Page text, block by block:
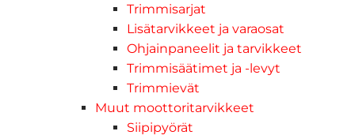
Trimmisarjat
Lisätarvikkeet ja varaosat
Ohjainpaneelit ja tarvikkeet
Trimmisäätimet ja -levyt
Trimmievät
Muut moottoritarvikkeet
Siipipyörät